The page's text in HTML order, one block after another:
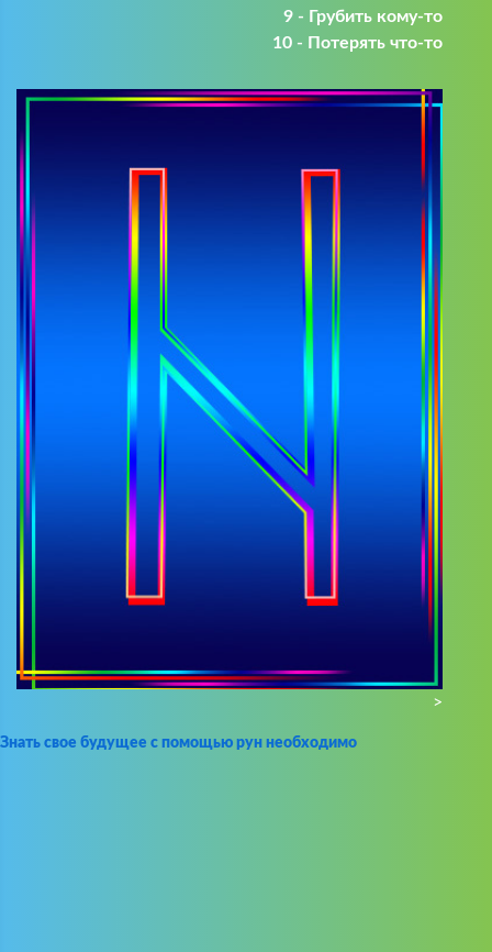
9 - Грубить кому-то
10 - Потерять что-то
>
Знать свое будущее с помощью рун необходимо